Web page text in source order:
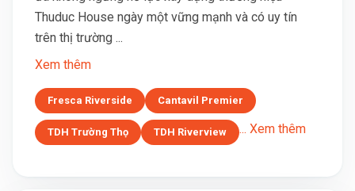
Thuduc House ngày một vững mạnh và có uy tín
trên thị trường ...
Xem thêm
Fresca Riverside Cantavil Premier
TDH Trường Thọ TDH Riverview ... Xem thêm